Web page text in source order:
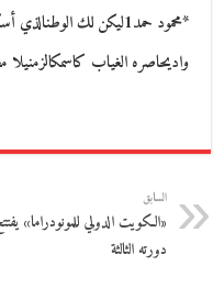
*محمود حمد1ليكن لك
واديحاصره الغياب
السابق
«الكويت الدولي للمونودراما»
دورته الثالثة